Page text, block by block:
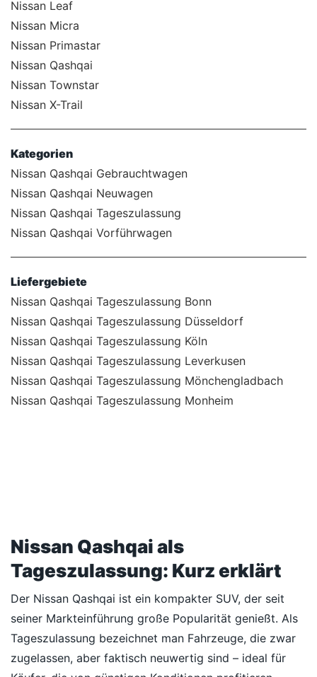
Nissan Leaf
Nissan Micra
Nissan Primastar
Nissan Qashqai
Nissan Townstar
Nissan X-Trail
Kategorien
Nissan Qashqai Gebrauchtwagen
Nissan Qashqai Neuwagen
Nissan Qashqai Tageszulassung
Nissan Qashqai Vorführwagen
Liefergebiete
Nissan Qashqai Tageszulassung Bonn
Nissan Qashqai Tageszulassung Düsseldorf
Nissan Qashqai Tageszulassung Köln
Nissan Qashqai Tageszulassung Leverkusen
Nissan Qashqai Tageszulassung Mönchengladbach
Nissan Qashqai Tageszulassung Monheim
Nissan Qashqai als
Tageszulassung: Kurz erklärt
Der Nissan Qashqai ist ein kompakter SUV, der seit
seiner Markteinführung große Popularität genießt. Als
Tageszulassung bezeichnet man Fahrzeuge, die zwar
zugelassen, aber faktisch neuwertig sind – ideal für